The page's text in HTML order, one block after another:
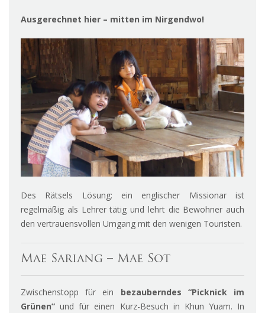
Ausgerechnet hier – mitten im Nirgendwo!
Des Rätsels Lösung: ein englischer Missionar ist
regelmäßig als Lehrer tätig und lehrt die Bewohner auch
den vertrauensvollen Umgang mit den wenigen Touristen.
Mae Sariang – Mae Sot
Zwischenstopp für ein bezauberndes “Picknick im
Grünen” und für einen Kurz-Besuch in Khun Yuam. In